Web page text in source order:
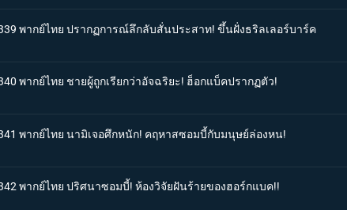
พากย์ไทย ปรากฏการณ์ลึกลับสั่นประสาท! ขึ้นฝั่งธริลเลอร์บาร์ค
พากย์ไทย ชายผู้ถูกเรียกว่าอัจฉริยะ! ฮ็อกแบ็คปรากฏตัว!
พากย์ไทย นามิเจอศึกหนัก! คฤหาสซอมบี้กับมนุษย์ล่องหน!
พากย์ไทย ปริศนาซอมบี้! ห้องวิจัยฝันร้ายของฮอร์กแบค!!